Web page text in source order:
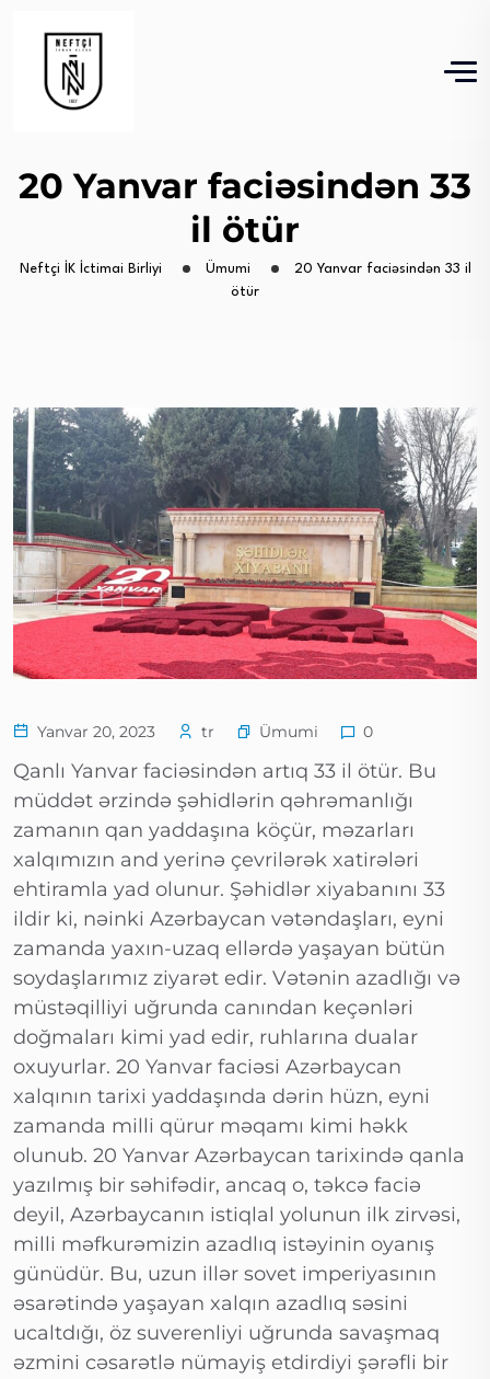
20 Yanvar faciəsindən 33
il ötür
Neftçi İK İctimai Birliyi Ümumi
20 Yanvar faciəsindən 33 il
ötür
Yanvar 20, 2023 tr Ümumi 0
Qanlı Yanvar faciəsindən artıq 33 il ötür. Bu
müddət ərzində şəhidlərin qəhrəmanlığı
zamanın qan yaddaşına köçür, məzarları
xalqımızın and yerinə çevrilərək xatirələri
ehtiramla yad olunur. Şəhidlər xiyabanını 33
ildir ki, nəinki Azərbaycan vətəndaşları, eyni
zamanda yaxın-uzaq ellərdə yaşayan bütün
soydaşlarımız ziyarət edir. Vətənin azadlığı və
müstəqilliyi uğrunda canından keçənləri
doğmaları kimi yad edir, ruhlarına dualar
oxuyurlar. 20 Yanvar faciəsi Azərbaycan
xalqının tarixi yaddaşında dərin hüzn, eyni
zamanda milli qürur məqamı kimi həkk
olunub. 20 Yanvar Azərbaycan tarixində qanla
yazılmış bir səhifədir, ancaq o, təkcə faciə
deyil, Azərbaycanın istiqlal yolunun ilk zirvəsi,
milli məfkurəmizin azadlıq istəyinin oyanış
günüdür. Bu, uzun illər sovet imperiyasının
əsarətində yaşayan xalqın azadlıq səsini
ucaltdığı, öz suverenliyi uğrunda savaşmaq
əzmini cəsarətlə nümayiş etdirdiyi şərəfli bir